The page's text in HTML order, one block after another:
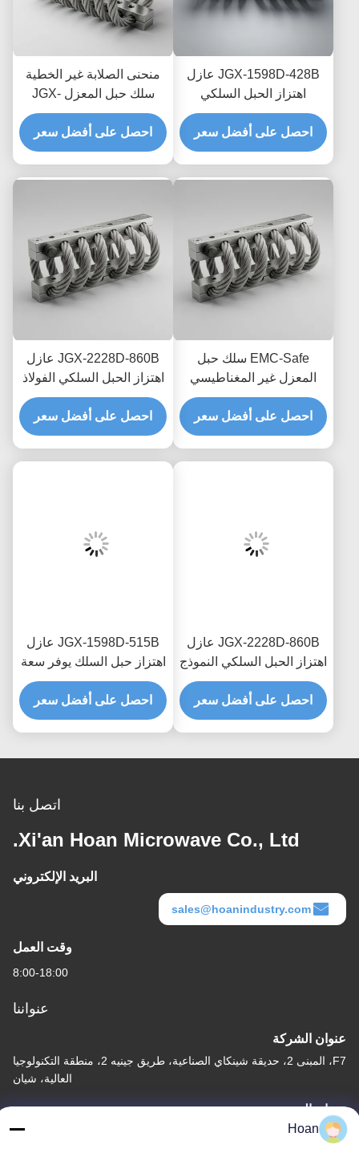
JGX-1598D-428B عازل
اهتزاز الحبل السلكي
الفطري المقاوم للغسل
الكيميائي عازل الفولاذ
المقاوم للصدأ
احصل على أفضل سعر
منحنى الصلابة غير الخطية
سلك حبل المعزل JGX-
2228D-665B حامل معدني
بالكامل صديق للبيئة
للمعدات الصناعية
احصل على أفضل سعر
EMC-Safe سلك حبل
المعزل غير المغناطيسي
JGX-2228D-665B حامل
تبديد الصدمات العابر
للإلكترونيات الدقيقة
احصل على أفضل سعر
JGX-2228D-860B عازل
اهتزاز الحبل السلكي الفولاذ
المقاوم للصدأ حياة طويلة
الصناعية مستمع الصدمات
احصل على أفضل سعر
JGX-2228D-860B عازل
اهتزاز الحبل السلكي النموذج
السريع التجميع السريع
صمام الصدمة القابل
للتخصيص
احصل على أفضل سعر
JGX-1598D-515B عازل
اهتزاز حبل السلك يوفر سعة
تحميل قابلة للتطوير وعزل
الضوضاء المنقولة بالهيكل
احصل على أفضل سعر
اتصل بنا
Xi'an Hoan Microwave Co., Ltd.
البريد الإلكتروني
sales@hoanindustry.com
وقت العمل
8:00-18:00
عنواننا
عنوان الشركة
F7، المبنى 2، حديقة شينكاي الصناعية، طريق جينيه 2، منطقة التكنولوجيا
العالية، شيان
عنوان المصنع
F7، المبنى 2، حديقة شينكاي الصناعية، طريق جينيه 2، منطقة التكنولوجيا
Hoan